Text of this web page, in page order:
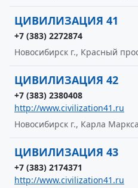
ЦИВИЛИЗАЦИЯ 41
+7 (383) 2272874
Новосибирск г., Красный
ЦИВИЛИЗАЦИЯ 42
+7 (383) 2380408
http://www.civilization41.ru
Новосибирск г., Карла
ЦИВИЛИЗАЦИЯ 43
+7 (383) 2174371
http://www.civilization41.ru